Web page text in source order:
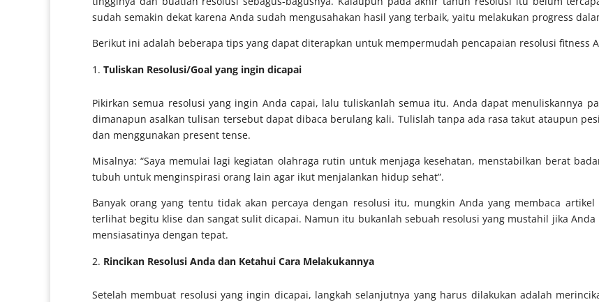
sudah semakin dekat karena Anda sudah mengusahakan hasil yang terbaik, yaitu melakukan progress
Berikut ini adalah beberapa tips yang dapat diterapkan untuk mempermudah pencapaian resolusi fitness
Tuliskan Resolusi/Goal yang ingin dicapai
Pikirkan semua resolusi yang ingin Anda capai, lalu tuliskanlah semua itu. Anda dapat menuliskannya
dimanapun asalkan tulisan tersebut dapat dibaca berulang kali. Tulislah tanpa ada rasa takut ataupun
dan menggunakan present tense.
Misalnya: “Saya memulai lagi kegiatan olahraga rutin untuk menjaga kesehatan, menstabilkan berat
tubuh untuk menginspirasi orang lain agar ikut menjalankan hidup sehat”.
Banyak orang yang tentu tidak akan percaya dengan resolusi itu, mungkin Anda yang membaca
terlihat begitu klise dan sangat sulit dicapai. Namun itu bukanlah sebuah resolusi yang mustahil jika
mensiasatinya dengan tepat.
Rincikan Resolusi Anda dan Ketahui Cara Melakukannya
Setelah membuat resolusi yang ingin dicapai, langkah selanjutnya yang harus dilakukan adalah